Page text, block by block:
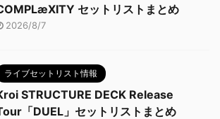
セットリストまとめ
2026/8/7
ライブセットリスト情報
STRUCTURE DECK Release
「DUEL」セットリストまとめ